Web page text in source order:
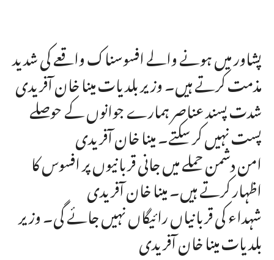
پشاور میں ہونے والے افسوسناک واقعے کی شدید
مذمت کرتے ہیں۔ وزیر بلدیات مینا خان آفریدی
شدت پسند عناصر ہمارے جوانوں کے حوصلے
پست نہیں کر سکتے۔ مینا خان آفریدی
امن دشمن حملے میں جانی قربانیوں پر افسوس کا
اظہار کرتے ہیں۔ مینا خان آفریدی
شہداء کی قربانیاں رائیگاں نہیں جائے گی۔ وزیر
بلدیات مینا خان آفریدی